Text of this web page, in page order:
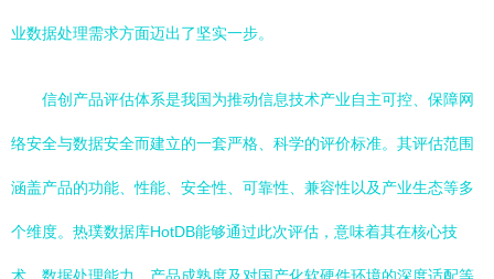
业数据处理需求方面迈出了坚实一步。
信创产品评估体系是我国为推动信息技术产业自主可控、保障网
络安全与数据安全而建立的一套严格、科学的评价标准。其评估范围
涵盖产品的功能、性能、安全性、可靠性、兼容性以及产业生态等多
个维度。热璞数据库HotDB能够通过此次评估，意味着其在核心技